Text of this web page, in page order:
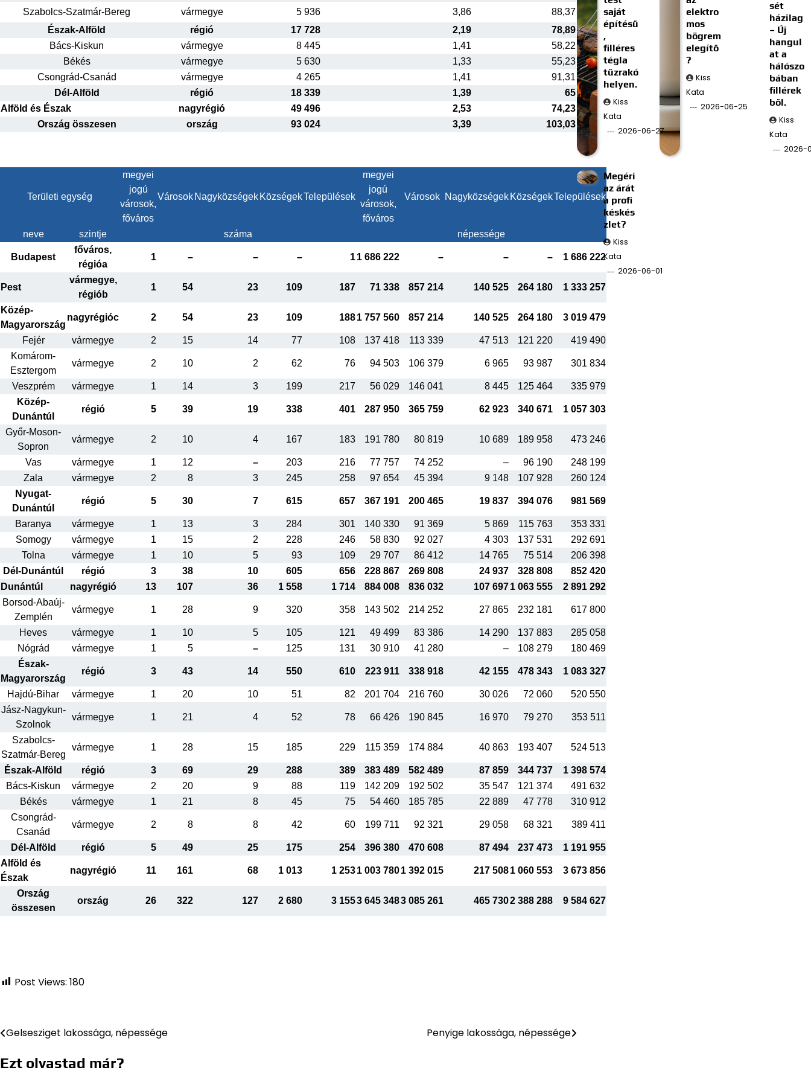
Szabolcs-Szatmár-Bereg vármegye 5 936 3,86
88,37
Észak-Alföld
régió 17 728 2,19
78,89
Bács-Kiskun
vármegye 8 445 1,41
58,22
Békés
vármegye 5 630 1,33
55,23
Csongrád-Csanád
vármegye 4 265 1,41
91,31
Dél-Alföld
régió 18 339 1,39
65
Alföld és Észak
nagyrégió 49 496 2,53
74,23
Ország összesen
ország 93 024 3,39 103,03
Területi egység
megyei
jogú
városok,
főváros
Városok Nagyközségek KözségekTelepülések
megyei
jogú
városok,
főváros
Városok Nagyközségek KözségekTelepülések
neve szintje száma népessége
Budapest
főváros,
régióa
1 – – – 11 686 222 – – – 1 686 222
Pest
vármegye,
régiób
1 54 23 109 187 71 338 857 214 140 525 264 180 1 333 257
Közép-
Magyarország
nagyrégióc 2 54 23 109 1881 757 560 857 214 140 525 264 180 3 019 479
Fejér vármegye 2 15 14 77 108 137 418 113 339 47 513 121 220
419 490
Komárom-
Esztergom
vármegye 2 10 2 62 76 94 503 106 379 6 965 93 987 301 834
Veszprém vármegye 1 14 3 199 217 56 029 146 041 8 445 125 464
335 979
Közép-
Dunántúl
régió 5 39 19 338 401 287 950 365 759 62 923 340 671 1 057 303
Győr-Moson-
Sopron
vármegye 2 10 4 167 183 191 780 80 819 10 689 189 958 473 246
Vas vármegye 1 12 – 203 216 77 757 74 252 – 96 190
248 199
Zala
vármegye 2 8 3 245 258 97 654 45 394 9 148 107 928
260 124
Nyugat-
Dunántúl
régió 5 30 7 615 657 367 191 200 465 19 837 394 076 981 569
Baranya vármegye 1 13 3 284 301 140 330 91 369 5 869 115 763
353 331
Somogy
vármegye 1 15 2 228 246 58 830 92 027 4 303 137 531
292 691
Tolna
vármegye 1 10 5 93 109 29 707 86 412 14 765 75 514
206 398
Dél-Dunántúl
régió 3 38 10 605 656 228 867 269 808 24 937 328 808
852 420
Dunántúl
nagyrégió 13 107 36 1 558 1 714 884 008 836 032 107 6971 063 555
2 891 292
Borsod-Abaúj-
Zemplén
vármegye 1 28 9 320 358 143 502 214 252 27 865 232 181 617 800
Heves vármegye 1 10 5 105 121 49 499 83 386 14 290 137 883
285 058
Nógrád
vármegye 1 5 – 125 131 30 910 41 280 – 108 279
180 469
Észak-
Magyarország
régió 3 43 14 550 610 223 911 338 918 42 155 478 343 1 083 327
Hajdú-Bihar vármegye 1 20 10 51 82 201 704 216 760 30 026 72 060
520 550
Jász-Nagykun-
Szolnok
vármegye 1 21 4 52 78 66 426 190 845 16 970 79 270 353 511
Szabolcs-
Szatmár-Bereg
vármegye 1 28 15 185 229 115 359 174 884 40 863 193 407 524 513
Észak-Alföld régió 3 69 29 288 389 383 489 582 489 87 859 344 737
1 398 574
Bács-Kiskun
vármegye 2 20 9 88 119 142 209 192 502 35 547 121 374
491 632
Békés
vármegye 1 21 8 45 75 54 460 185 785 22 889 47 778
310 912
Csongrád-
Csanád
vármegye 2 8 8 42 60 199 711 92 321 29 058 68 321 389 411
Dél-Alföld régió 5 49 25 175 254 396 380 470 608 87 494 237 473
1 191 955
Alföld és
Észak
nagyrégió 11 161 68 1 013 1 2531 003 7801 392 015 217 5081 060 553 3 673 856
Ország
összesen
ország 26 322 127 2 680 3 1553 645 3483 085 261 465 7302 388 288 9 584 627
Post Views: 180
Bejegyzés
navigáció
Gelsesziget lakossága, népessége Penyige lakossága, népessége
Ezt olvastad már?
saját
építésű
,
filléres
tégla
tűzrakó
helyen.
Kiss
Kata
2026-06-27
elektro
mos
bögrem
elegítő
?
Kiss
Kata
2026-06-25
sét
házilag
– Új
hangul
at a
hálószo
bában
fillérek
ből.
Kiss
Kata
2026-
Megéri
az árát
a profi
késkés
zlet?
Kiss
Kata
2026-06-01